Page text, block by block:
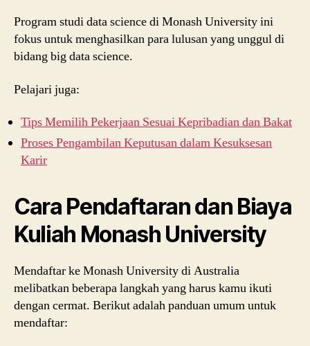
Program studi data science di Monash University ini
fokus untuk menghasilkan para lulusan yang unggul di
bidang big data science.
Pelajari juga:
Tips Memilih Pekerjaan Sesuai Kepribadian dan Bakat
Proses Pengambilan Keputusan dalam Kesuksesan
Karir
Cara Pendaftaran dan Biaya
Kuliah Monash University
Mendaftar ke Monash University di Australia
melibatkan beberapa langkah yang harus kamu ikuti
dengan cermat. Berikut adalah panduan umum untuk
mendaftar: